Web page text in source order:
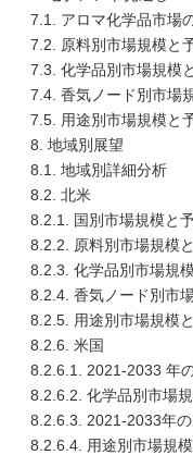
7.1. アロマ化学品市場
7.2. 原料別市場規模と
7.3. 化学品別市場規模
7.4. 香気ノード別市場
7.5. 用途別市場規模と
8. 地域別展望
8.1. 地域別詳細分析
8.2. 北米
8.2.1. 国別市場規模と
8.2.2. 原料別市場規模
8.2.3. 化学品別市場規
8.2.4. 香気ノード別市
8.2.5. 用途別市場規模
8.2.6. 米国
8.2.6.1. 2021-2033 年
8.2.6.2. 化学品別市場
8.2.6.3. 2021-2033年
8.2.6.4. 用途別市場規